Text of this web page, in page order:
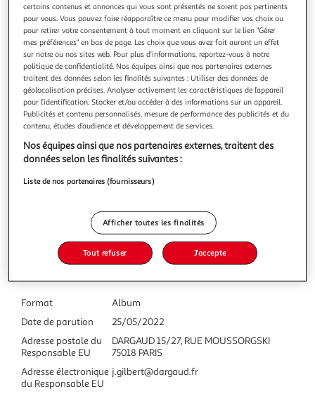
HABEMUS BASTARD TOME 1 : L'ETRE NECESSAIRE,
Vallée Sylvain
J'aurais pu faire n'importe quoi pour sauver ma peau,
prendre un avion pour l'étranger et tenter de me faire
oublier, m'engager dans la Légion ou même changer de
tête. Mais j'ai trouvé mieux : la soutane.Auteur : Vallée
SylvainEditeur : DARGAUDDate de parution :
03/05/2024Nombre de pages : 81Dimensi
En savoir +
Vous voulez connaître le prix de ce produit ?
Afficher le prix
Caractéristiques
Format
Album
Date de parution
25/05/2022
Adresse postale du
Responsable EU
DARGAUD 15/27, RUE MOUSSORGSKI
75018 PARIS
Adresse électronique
du Responsable EU
j.gilbert@dargaud.fr
certains contenus et annonces qui vous sont présentés ne soient pas pertinents
pour vous. Vous pouvez faire réapparaître ce menu pour modifier vos choix ou
pour retirer votre consentement à tout moment en cliquant sur le lien "Gérer
mes préférences" en bas de page. Les choix que vous avez fait auront un effet
sur notre ou nos sites web. Pour plus d’informations, reportez-vous à notre
politique de confidentialité. Nos équipes ainsi que nos partenaires externes
traitent des données selon les finalités suivantes : Utiliser des données de
géolocalisation précises. Analyser activement les caractéristiques de l’appareil
pour l’identification. Stocker et/ou accéder à des informations sur un appareil.
Publicités et contenu personnalisés, mesure de performance des publicités et du
contenu, études d’audience et développement de services.
Nos équipes ainsi que nos partenaires externes, traitent des
données selon les finalités suivantes :
Liste de nos partenaires (fournisseurs)
Afficher toutes les finalités
Tout refuser J'accepte